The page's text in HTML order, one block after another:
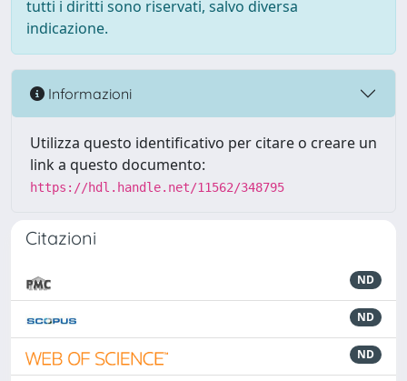
tutti i diritti sono riservati, salvo diversa
indicazione.
Informazioni
Utilizza questo identificativo per citare o creare un
link a questo documento:
https://hdl.handle.net/11562/348795
Citazioni
ND
ND
ND